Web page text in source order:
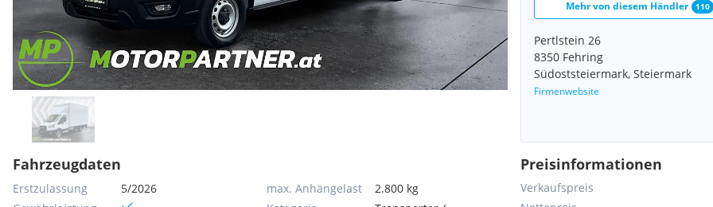
Mehr von diesem Händler 110
Pertlstein 26
8350 Fehring
Südoststeiermark, Steiermark
Firmenwebsite
Fahrzeugdaten
Erstzulassung
5/2026
max. Anhängelast
2.800 kg
Preisinformationen
Verkaufspreis